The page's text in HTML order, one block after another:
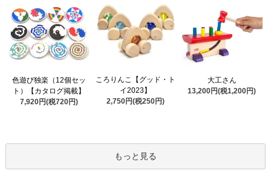
色遊び独楽（12個セッ
ト）【カタログ掲載】
7,920円(税720円)
ころりんこ【グッド・ト
イ2023】
2,750円(税250円)
大工さん
13,200円(税1,200円)
もっと見る